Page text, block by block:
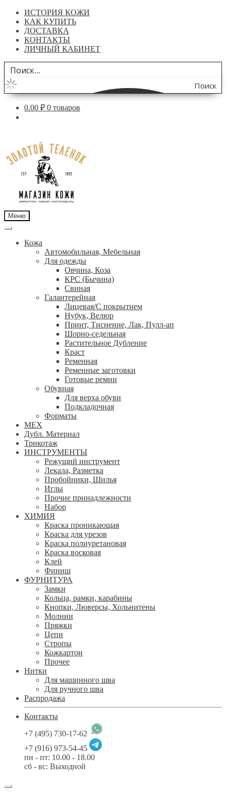
ИСТОРИЯ КОЖИ
КАК КУПИТЬ
ДОСТАВКА
КОНТАКТЫ
ЛИЧНЫЙ КАБИНЕТ
Поиск
по
0.00 ₽ 0 товаров
навигации
содержимому
Меню
Кожа
Автомобильная, Мебельная
Для одежды
Овчина, Коза
КРС (Бычина)
Свиная
Галантерейная
Лицевая/С покрытием
Нубук, Велюр
Принт, Тиснение, Лак, Пулл-ап
Шорно-седельная
Растительное Дубление
Краст
Ременная
Ременные заготовки
Готовые ремни
Обувная
Для верха обуви
Подкладочная
Форматы
МЕХ
Дубл. Материал
Трикотаж
ИНСТРУМЕНТЫ
Режущий инструмент
Лекала, Разметка
Пробойники, Шилья
Иглы
Прочие принадлежности
Набор
ХИМИЯ
Краска проникающая
Краска для урезов
Краска полиуретановая
Краска восковая
Клей
Финиш
ФУРНИТУРА
Замки
Кольца, рамки, карабины
Кнопки, Люверсы, Хольнитены
Молнии
Пряжки
Цепи
Стропы
Кожкартон
Прочее
Нитки
Для машинного шва
Для ручного шва
Распродажа
Контакты
+7 (495) 730-17-62
+7 (916) 973-54-45
пн - пт: 10.00 - 18.00
сб - вс: Выходной